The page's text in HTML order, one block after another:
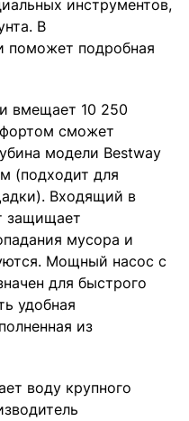
инструментов,
В
поможет подробная
вмещает 10 250
сможет
модели Bestway
(подходит для
Входящий в
защищает
мусора и
Мощный насос с
для быстрого
удобная
из
воду крупного